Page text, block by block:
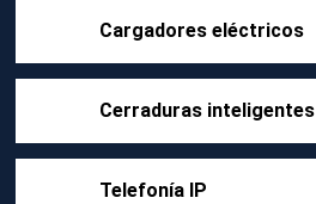
Cargadores eléctricos
Cerraduras inteligentes
Telefonía IP